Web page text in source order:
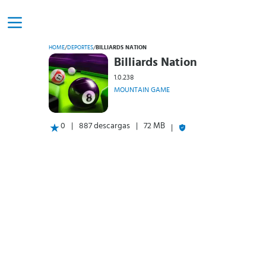
HOME/DEPORTES/ BILLIARDS NATION
Billiards Nation
1.0.238
MOUNTAIN GAME
0 887 descargas 72 MB